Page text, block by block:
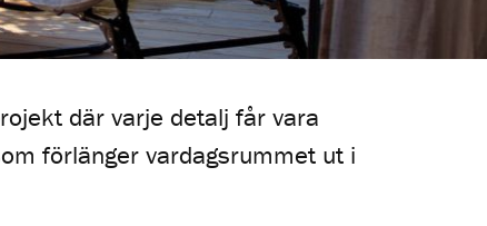
där varje detalj får vara
förlänger vardagsrummet ut i